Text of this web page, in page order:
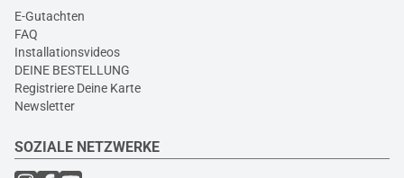
E-Gutachten
FAQ
Installationsvideos
DEINE BESTELLUNG
Registriere Deine Karte
Newsletter
SOZIALE NETZWERKE